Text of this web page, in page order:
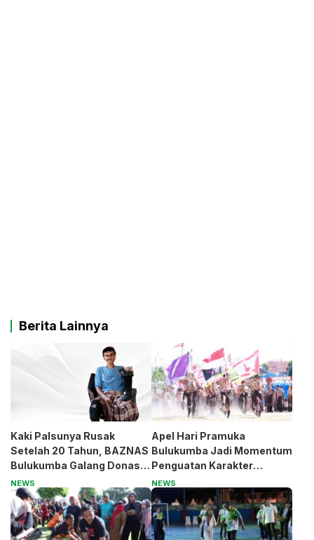
Berita Lainnya
Kaki Palsunya Rusak
Setelah 20 Tahun, BAZNAS
Bulukumba Galang Donasi
untuk Pak Pardi
NEWS
Apel Hari Pramuka
Bulukumba Jadi Momentum
Penguatan Karakter
Generasi Muda
NEWS